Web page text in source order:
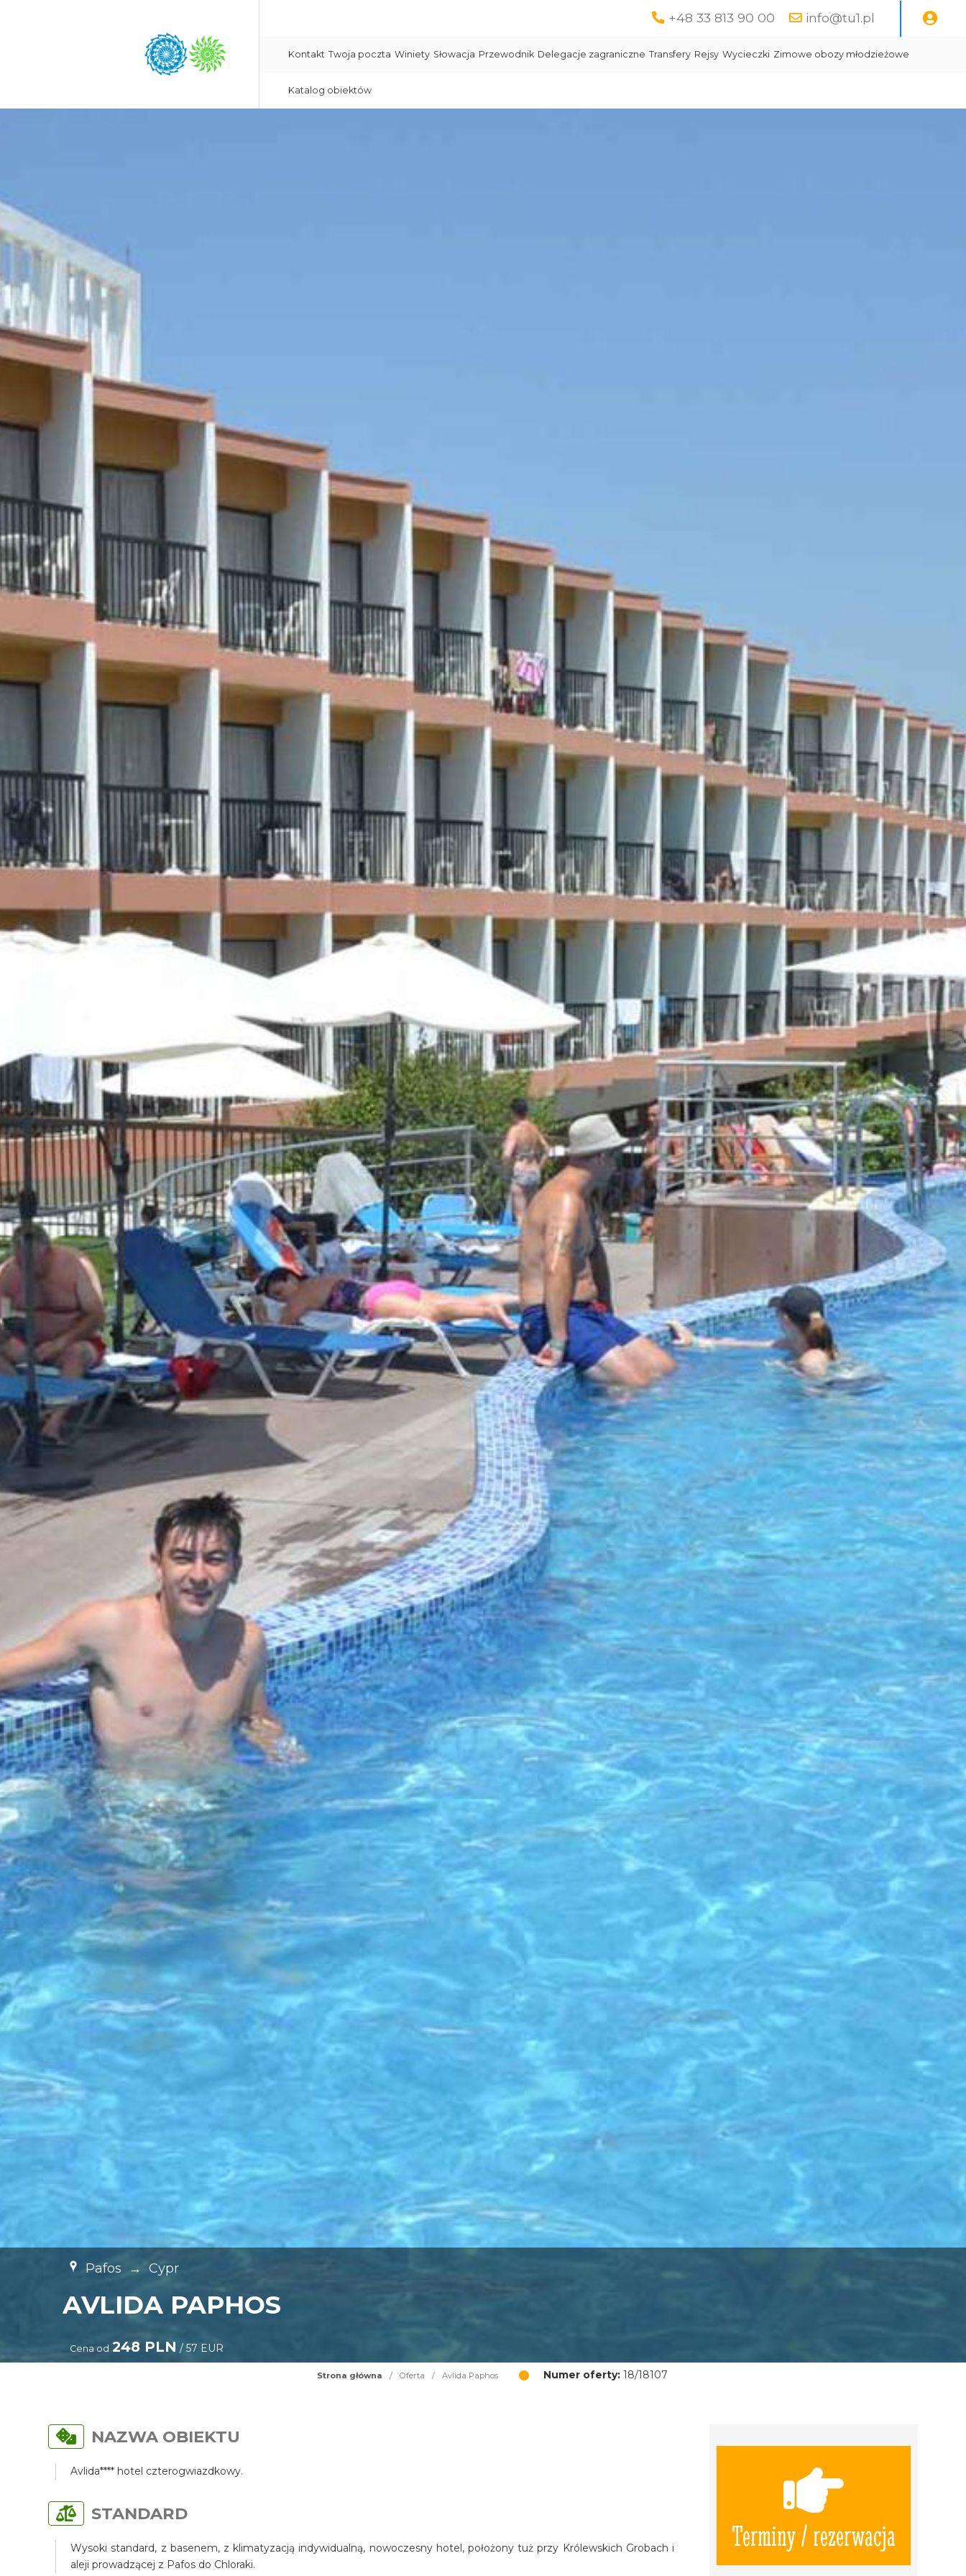
+48 33 813 90 00 info@tu1.pl
Kontakt Twoja poczta Winiety Słowacja Przewodnik Delegacje zagraniczne Transfery Rejsy Wycieczki Zimowe obozy młodzieżowe
Katalog obiektów
Pafos → Cypr
AVLIDA PAPHOS
Cena od 248 PLN / 57 EUR
Strona główna / Oferta / Avlida Paphos Numer oferty:18/18107
Terminy / rezerwacja
NAZWA OBIEKTU
Avlida**** hotel czterogwiazdkowy.
STANDARD
Wysoki standard, z basenem, z klimatyzacją indywidualną, nowoczesny hotel, położony tuż przy Królewskich Grobach i
aleji prowadzącej z Pafos do Chloraki.